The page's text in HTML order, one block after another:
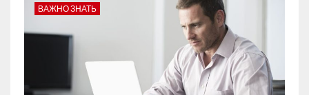
ВАЖНО ЗНАТЬ